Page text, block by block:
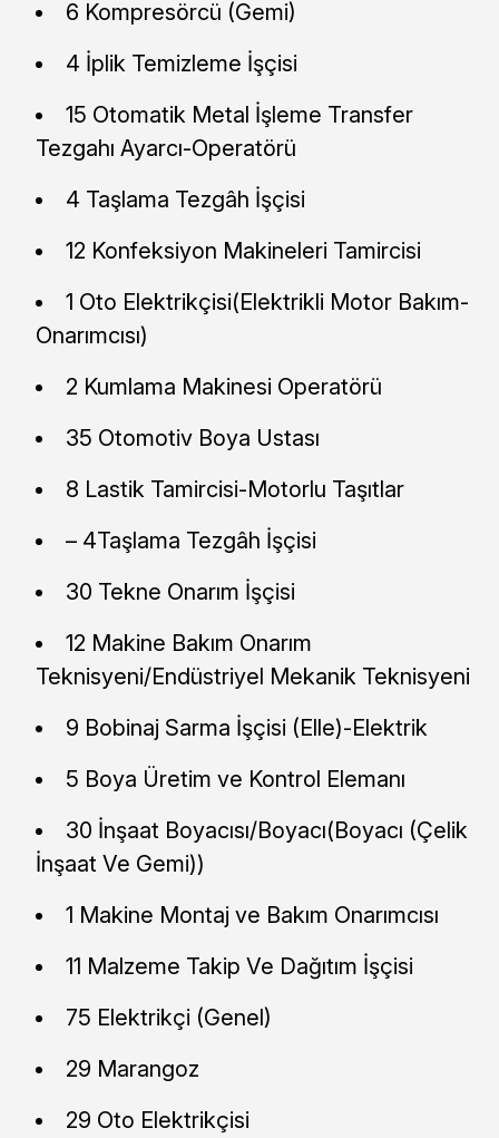
6 Kompresörcü (Gemi)
4 İplik Temizleme İşçisi
15 Otomatik Metal İşleme Transfer
Tezgahı Ayarcı-Operatörü
4 Taşlama Tezgâh İşçisi
12 Konfeksiyon Makineleri Tamircisi
1 Oto Elektrikçisi(Elektrikli Motor Bakım-
Onarımcısı)
2 Kumlama Makinesi Operatörü
35 Otomotiv Boya Ustası
8 Lastik Tamircisi-Motorlu Taşıtlar
– 4Taşlama Tezgâh İşçisi
30 Tekne Onarım İşçisi
12 Makine Bakım Onarım
Teknisyeni/Endüstriyel Mekanik Teknisyeni
9 Bobinaj Sarma İşçisi (Elle)-Elektrik
5 Boya Üretim ve Kontrol Elemanı
30 İnşaat Boyacısı/Boyacı(Boyacı (Çelik
İnşaat Ve Gemi))
1 Makine Montaj ve Bakım Onarımcısı
11 Malzeme Takip Ve Dağıtım İşçisi
75 Elektrikçi (Genel)
29 Marangoz
29 Oto Elektrikçisi